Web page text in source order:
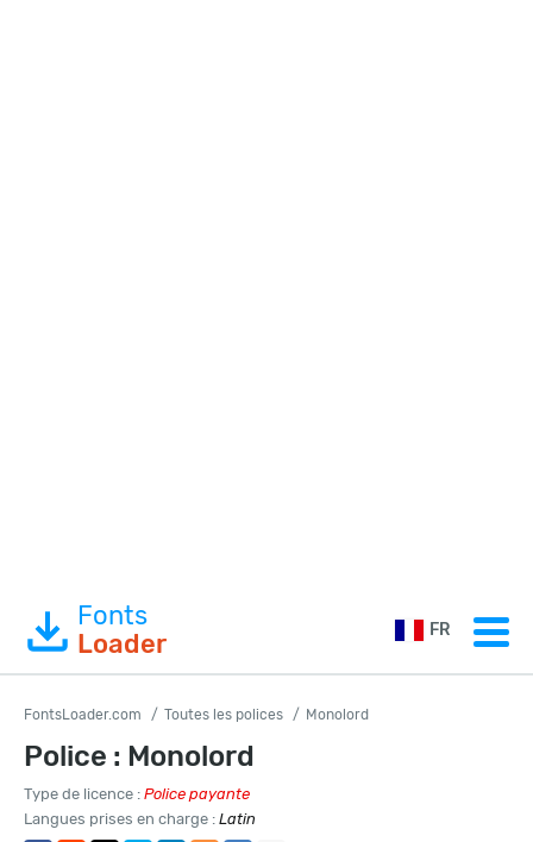
Fonts
Loader
FR
FontsLoader.com Toutes les polices Monolord
Police : Monolord
Type de licence : Police payante
Langues prises en charge : Latin